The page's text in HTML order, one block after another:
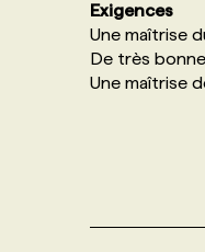
Exigences
Une maîtrise
De très
Une maîtrise